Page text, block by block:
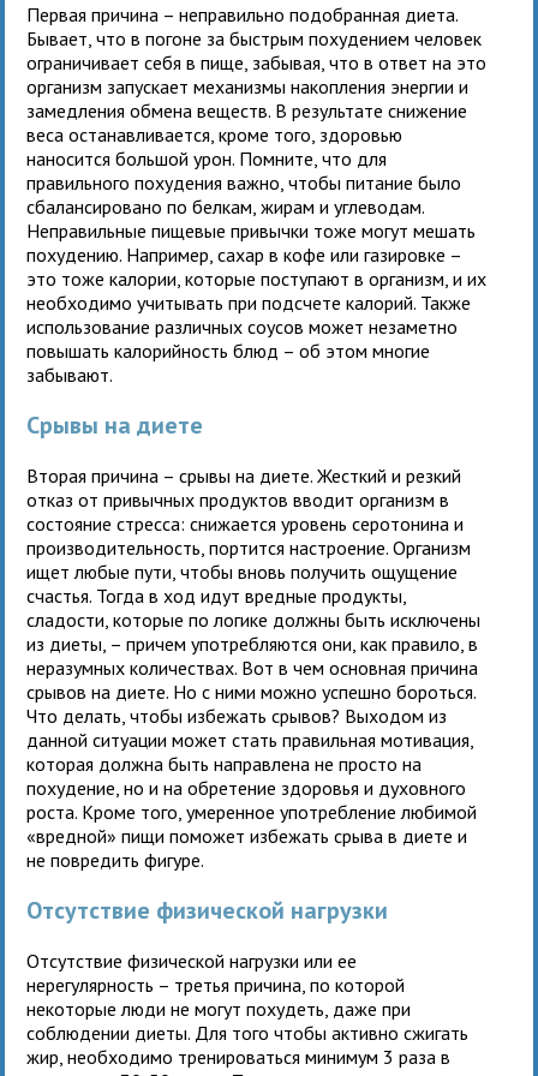
Первая причина – неправильно подобранная диета.
Бывает, что в погоне за быстрым похудением человек
ограничивает себя в пище, забывая, что в ответ на это
организм запускает механизмы накопления энергии и
замедления обмена веществ. В результате снижение
веса останавливается, кроме того, здоровью
наносится большой урон. Помните, что для
правильного похудения важно, чтобы питание было
сбалансировано по белкам, жирам и углеводам.
Неправильные пищевые привычки тоже могут мешать
похудению. Например, сахар в кофе или газировке –
это тоже калории, которые поступают в организм, и их
необходимо учитывать при подсчете калорий. Также
использование различных соусов может незаметно
повышать калорийность блюд – об этом многие
забывают.
Срывы на диете
Вторая причина – срывы на диете. Жесткий и резкий
отказ от привычных продуктов вводит организм в
состояние стресса: снижается уровень серотонина и
производительность, портится настроение. Организм
ищет любые пути, чтобы вновь получить ощущение
счастья. Тогда в ход идут вредные продукты,
сладости, которые по логике должны быть исключены
из диеты, – причем употребляются они, как правило, в
неразумных количествах. Вот в чем основная причина
срывов на диете. Но с ними можно успешно бороться.
Что делать, чтобы избежать срывов? Выходом из
данной ситуации может стать правильная мотивация,
которая должна быть направлена не просто на
похудение, но и на обретение здоровья и духовного
роста. Кроме того, умеренное употребление любимой
«вредной» пищи поможет избежать срыва в диете и
не повредить фигуре.
Отсутствие физической нагрузки
Отсутствие физической нагрузки или ее
нерегулярность – третья причина, по которой
некоторые люди не могут похудеть, даже при
соблюдении диеты. Для того чтобы активно сжигать
жир, необходимо тренироваться минимум 3 раза в